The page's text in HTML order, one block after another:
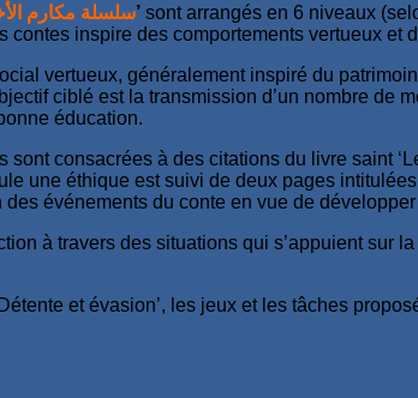
سلسلة مكارم’ sont arrangés en 6 niveaux
contes inspire des comportements vertueux
vertueux, généralement inspiré du
ciblé est la transmission d’un nombre
éducation.
consacrées à des citations du livre saint
une éthique est suivi de deux pages
événements du conte en vue de
à travers des situations qui s’appuient
et évasion’, les jeux et les tâches